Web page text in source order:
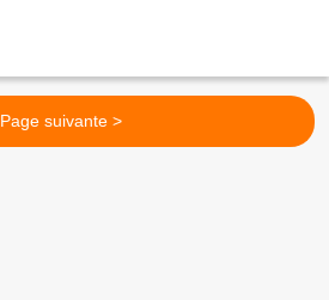
Page suivante >